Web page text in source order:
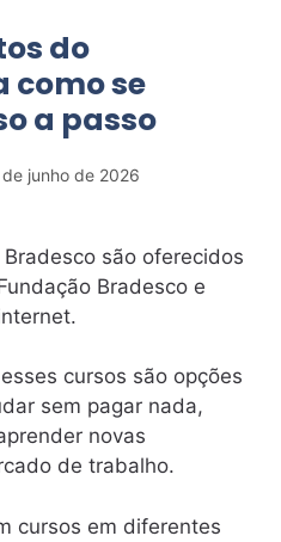
do
como se
a passo
de junho de 2026
são oferecidos
Bradesco e
cursos são opções
sem pagar nada,
novas
de trabalho.
cursos em diferentes